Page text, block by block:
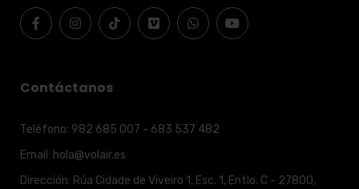
Contáctanos
Teléfono: 982 685 007 - 683 537 482
Email: hola@volair.es
Dirección: Rúa Cidade de Viveiro 1, Esc. 1, Entlo. C - 27800,